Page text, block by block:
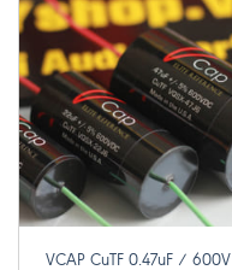
VCAP CuTF 0.47uF / 600V